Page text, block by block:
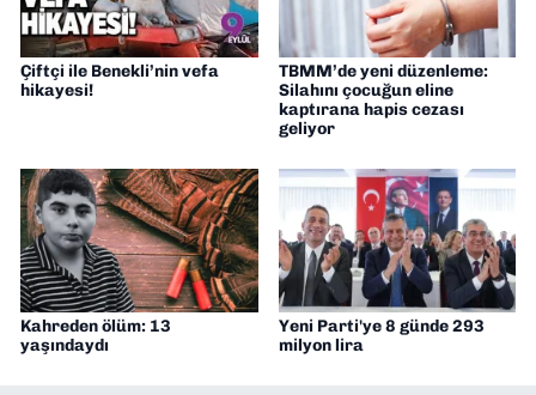
Çiftçi ile Benekli’nin vefa
hikayesi!
TBMM’de yeni düzenleme:
Silahını çocuğun eline
kaptırana hapis cezası
geliyor
Kahreden ölüm: 13
yaşındaydı
Yeni Parti'ye 8 günde 293
milyon lira